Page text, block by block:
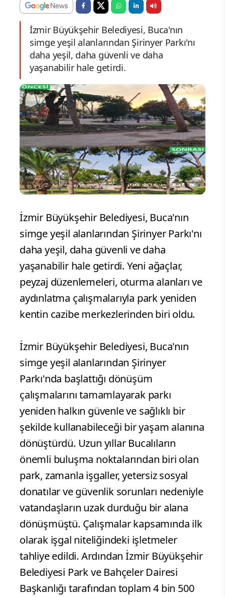
İzmir Büyükşehir Belediyesi, Buca'nın
simge yeşil alanlarından Şirinyer Parkı'nı
daha yeşil, daha güvenli ve daha
yaşanabilir hale getirdi.
İzmir Büyükşehir Belediyesi, Buca'nın
simge yeşil alanlarından Şirinyer Parkı'nı
daha yeşil, daha güvenli ve daha
yaşanabilir hale getirdi. Yeni ağaçlar,
peyzaj düzenlemeleri, oturma alanları ve
aydınlatma çalışmalarıyla park yeniden
kentin cazibe merkezlerinden biri oldu.
İzmir Büyükşehir Belediyesi, Buca'nın
simge yeşil alanlarından Şirinyer
Parkı'nda başlattığı dönüşüm
çalışmalarını tamamlayarak parkı
yeniden halkın güvenle ve sağlıklı bir
şekilde kullanabileceği bir yaşam alanına
dönüştürdü. Uzun yıllar Bucalıların
önemli buluşma noktalarından biri olan
park, zamanla işgaller, yetersiz sosyal
donatılar ve güvenlik sorunları nedeniyle
vatandaşların uzak durduğu bir alana
dönüşmüştü. Çalışmalar kapsamında ilk
olarak işgal niteliğindeki işletmeler
tahliye edildi. Ardından İzmir Büyükşehir
Belediyesi Park ve Bahçeler Dairesi
Başkanlığı tarafından toplam 4 bin 500